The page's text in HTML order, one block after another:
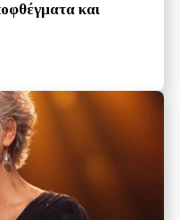
και